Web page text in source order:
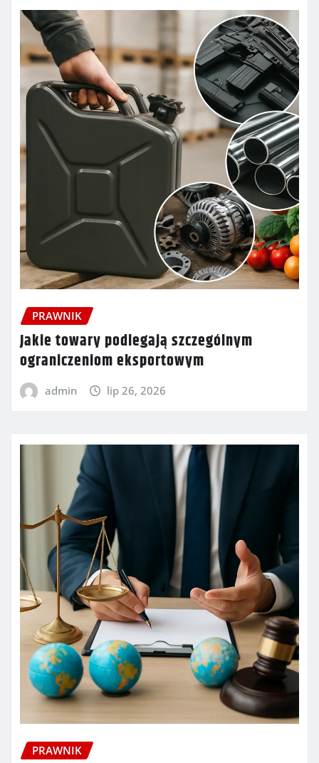
PRAWNIK
Jakie towary podlegają szczególnym
ograniczeniom eksportowym
admin lip 26, 2026
PRAWNIK